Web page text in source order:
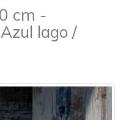
cm -
lago /